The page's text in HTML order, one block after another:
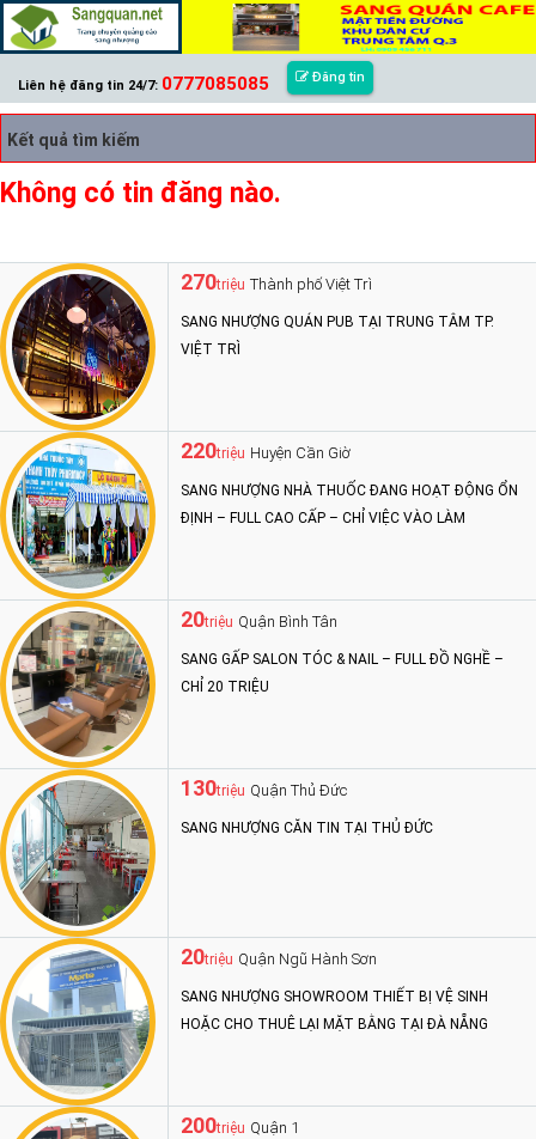
Liên hệ đăng tin 24/7: 0777085085 Đăng tin
Kết quả tìm kiếm
Không có tin đăng nào.
270triệu Thành phố Việt Trì
SANG NHƯỢNG QUÁN PUB TẠI TRUNG TÂM TP.
VIỆT TRÌ
220triệu Huyện Cần Giờ
SANG NHƯỢNG NHÀ THUỐC ĐANG HOẠT ĐỘNG ỔN
ĐỊNH – FULL CAO CẤP – CHỈ VIỆC VÀO LÀM
20triệu Quận Bình Tân
SANG GẤP SALON TÓC & NAIL – FULL ĐỒ NGHỀ –
CHỈ 20 TRIỆU
130triệu Quận Thủ Đức
SANG NHƯỢNG CĂN TIN TẠI THỦ ĐỨC
20triệu Quận Ngũ Hành Sơn
SANG NHƯỢNG SHOWROOM THIẾT BỊ VỆ SINH
HOẶC CHO THUÊ LẠI MẶT BẰNG TẠI ĐÀ NẴNG
200triệu Quận 1